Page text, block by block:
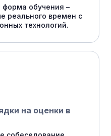
обучения –
реального времен с
технологий.
на оценки в